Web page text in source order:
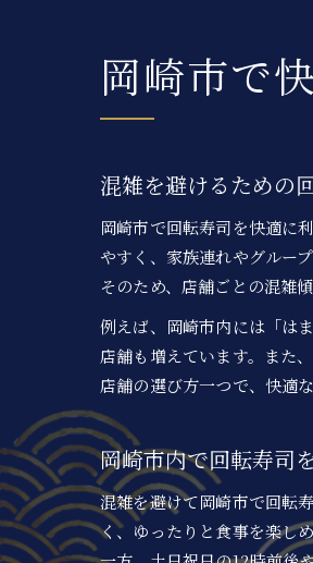
岡崎市で
混雑を避けるための
岡崎市で回転寿司を快適に
やすく、家族連れやグルー
そのため、店舗ごとの混雑
例えば、岡崎市内には「は
店舗も増えています。また
店舗の選び方一つで、快適
岡崎市内で回転寿司
混雑を避けて岡崎市で回転
く、ゆったりと食事を楽し